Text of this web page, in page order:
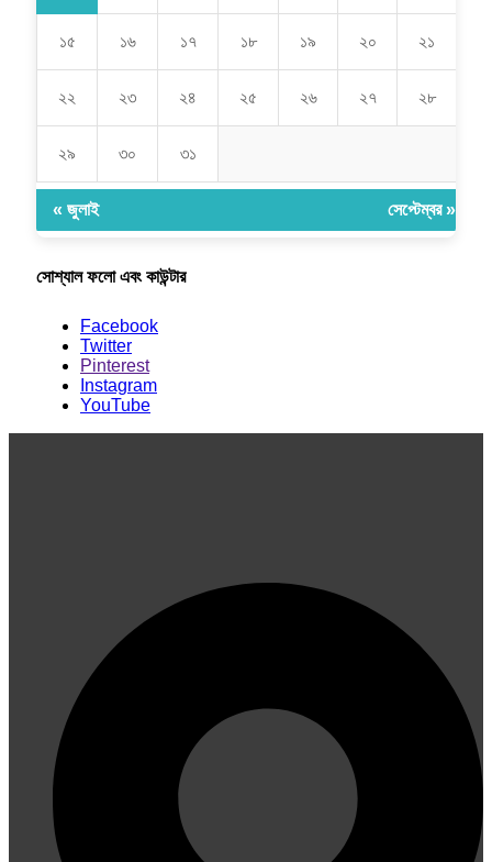
১৫ ১৬ ১৭ ১৮ ১৯ ২০ ২১
২২ ২৩ ২৪ ২৫ ২৬ ২৭ ২৮
২৯ ৩০ ৩১
« জুলাই সেপ্টেম্বর »
সোশ্যাল ফলো এবং কাউন্টার
Facebook
Twitter
Pinterest
Instagram
YouTube